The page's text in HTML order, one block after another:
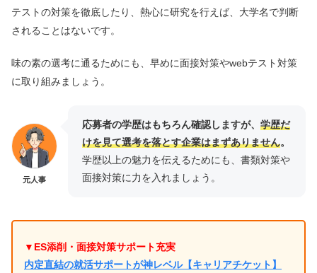
テストの対策を徹底したり、熱心に研究を行えば、大学名で判断
されることはないです。
味の素の選考に通るためにも、早めに面接対策やwebテスト対策
に取り組みましょう。
元人事
応募者の学歴はもちろん確認しますが、 学歴だ
けを見て選考を落とす企業はまずありません。
学歴以上の魅力を伝えるためにも、書類対策や
面接対策に力を入れましょう。
▼ES添削・面接対策サポート充実
内定直結の就活サポートが神レベル【キャリアチケット】